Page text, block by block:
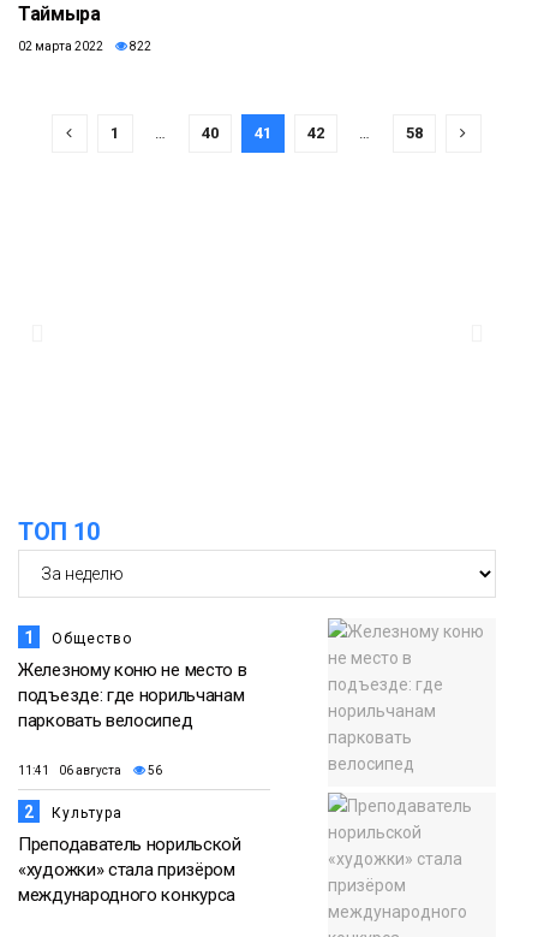
Таймыра
02 марта 2022 822
1 40 41 42 58
ТОП 10
1 Общество
Железному коню не место в
подъезде: где норильчанам
парковать велосипед
11:41 06 августа 56
2 Культура
Преподаватель норильской
«художки» стала призёром
международного конкурса